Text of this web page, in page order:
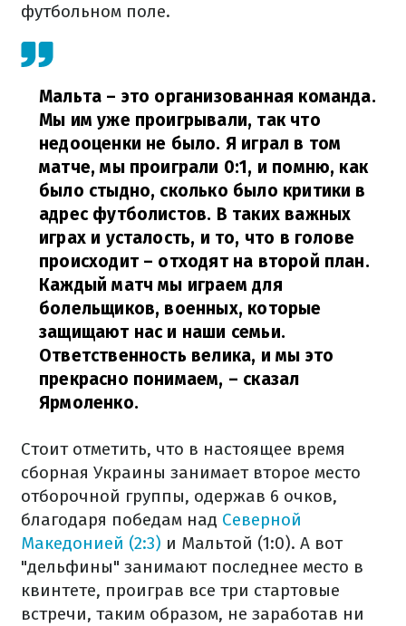
футбольном поле.
Мальта – это организованная команда.
Мы им уже проигрывали, так что
недооценки не было. Я играл в том
матче, мы проиграли 0:1, и помню, как
было стыдно, сколько было критики в
адрес футболистов. В таких важных
играх и усталость, и то, что в голове
происходит – отходят на второй план.
Каждый матч мы играем для
болельщиков, военных, которые
защищают нас и наши семьи.
Ответственность велика, и мы это
прекрасно понимаем, – сказал
Ярмоленко.
Стоит отметить, что в настоящее время
сборная Украины занимает второе место
отборочной группы, одержав 6 очков,
благодаря победам над Северной
Македонией (2:3) и Мальтой (1:0). А вот
"дельфины" занимают последнее место в
квинтете, проиграв все три стартовые
встречи, таким образом, не заработав ни